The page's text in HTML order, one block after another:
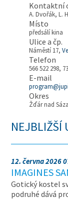
Kontaktní
A. Dvořák, L.
Místo
předsálí kina
Ulice a čp.
Náměstí 17,
Telefon
566 522 298,
E-mail
Okres
Žďár nad
NEJBLIŽŠÍ
12. června 2026
IMAGINES
Gotický kostel
podruhé dává